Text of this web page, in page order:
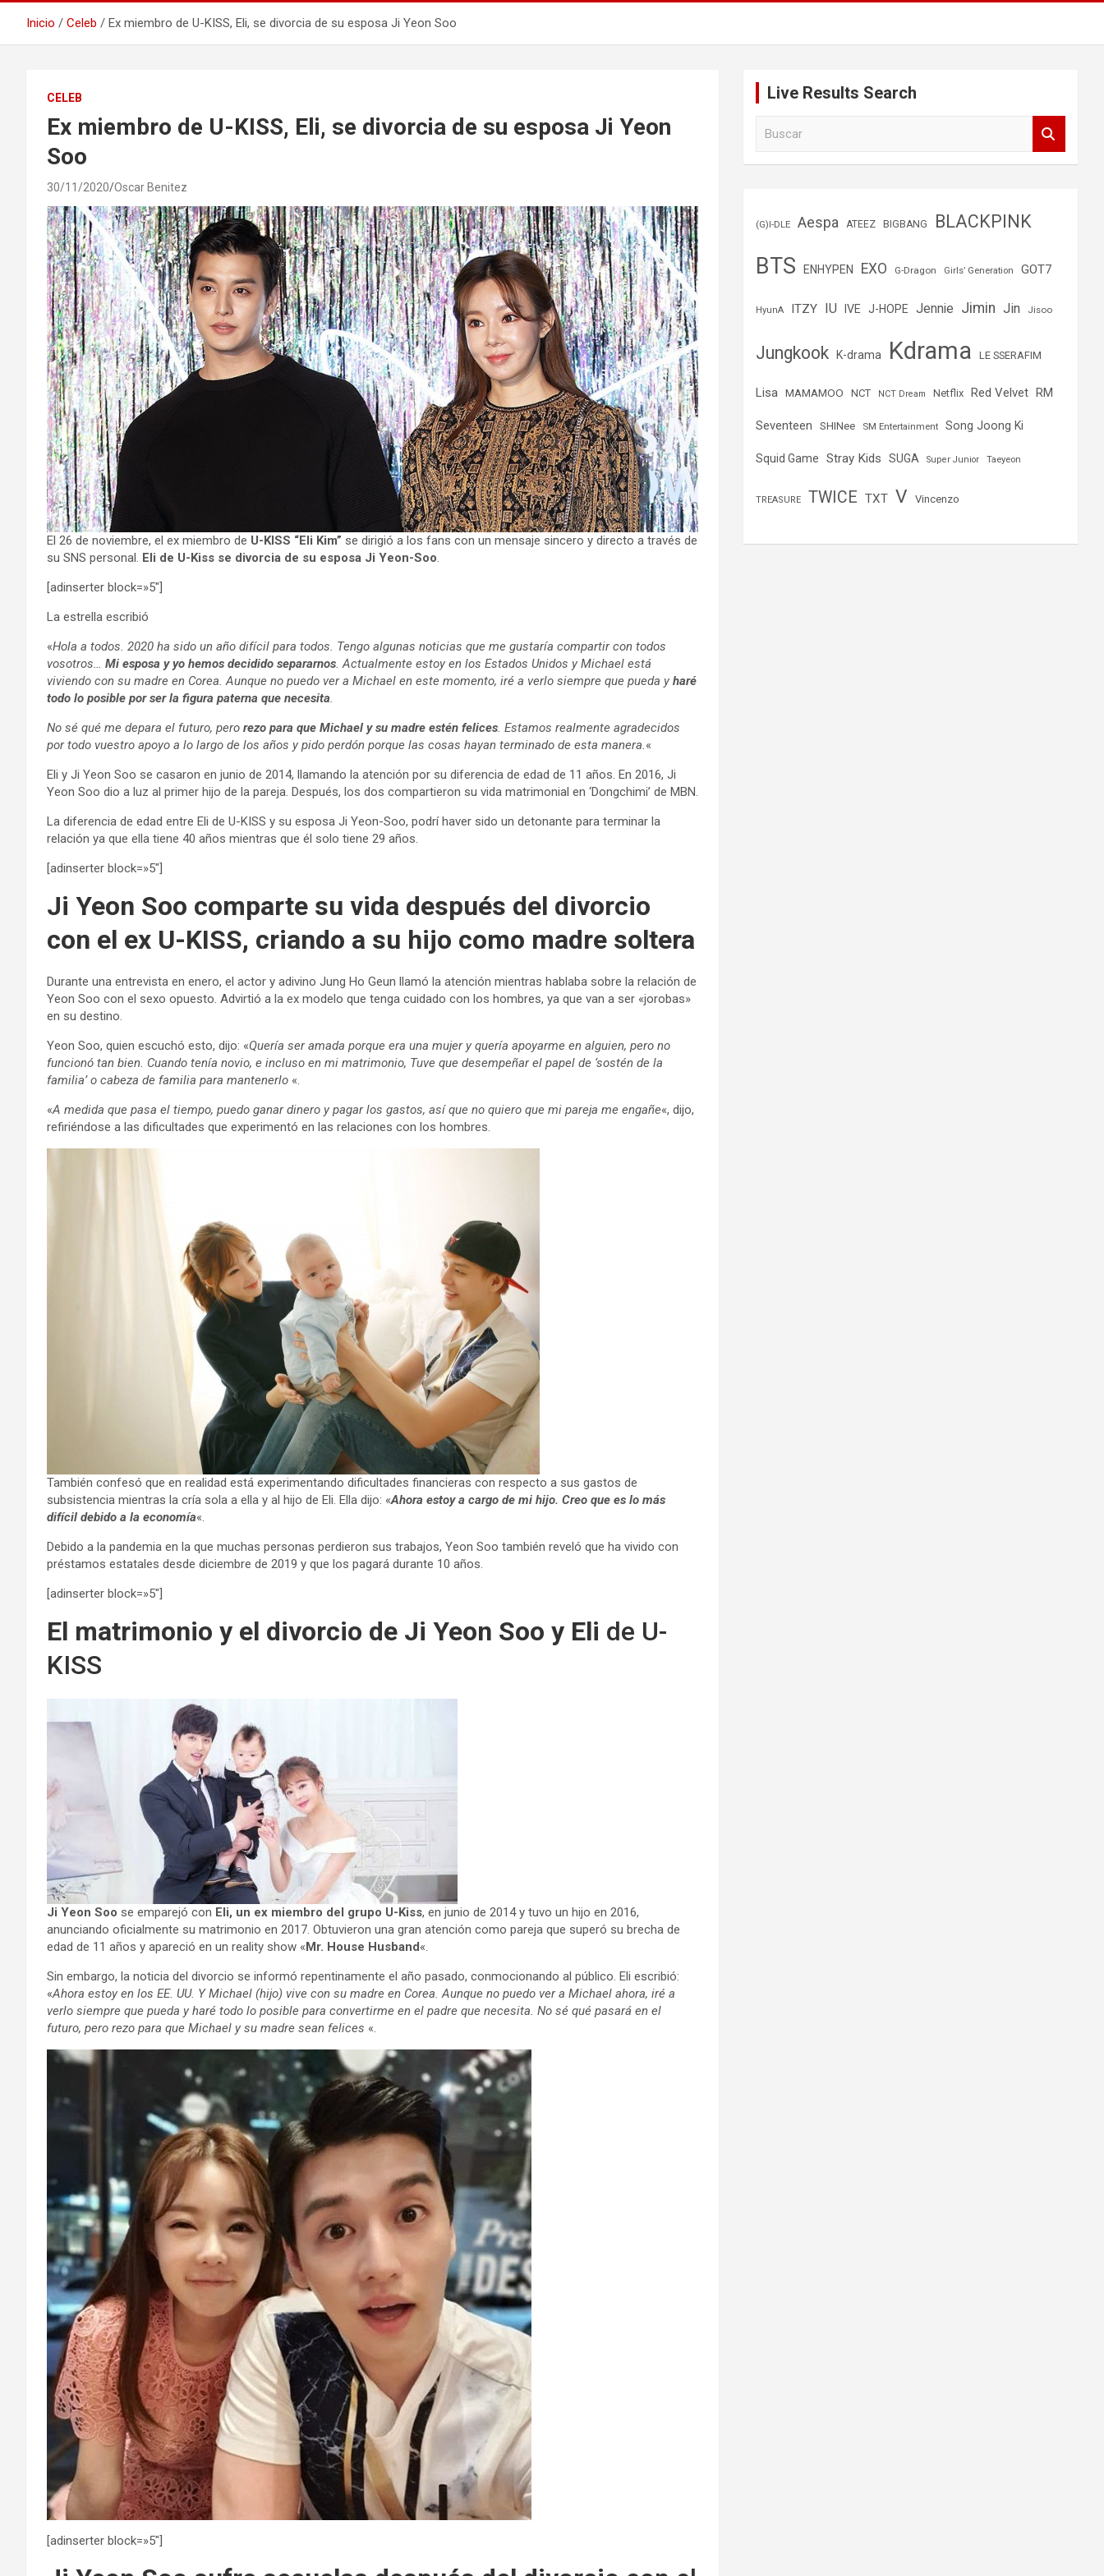
Inicio Celeb Ex miembro de U-KISS, Eli, se divorcia de su esposa Ji Yeon Soo
CELEB
Ex miembro de U-KISS, Eli, se divorcia de su esposa Ji Yeon
Soo
30/11/2020 Oscar Benitez
El 26 de noviembre, el ex miembro de U-KISS “Eli Kim” se dirigió a los fans con un mensaje sincero y directo a través de
su SNS personal. Eli de U-Kiss se divorcia de su esposa Ji Yeon-Soo.
[adinserter block=»5″]
La estrella escribió
«Hola a todos. 2020 ha sido un año difícil para todos. Tengo algunas noticias que me gustaría compartir con todos
vosotros… Mi esposa y yo hemos decidido separarnos. Actualmente estoy en los Estados Unidos y Michael está
viviendo con su madre en Corea. Aunque no puedo ver a Michael en este momento, iré a verlo siempre que pueda y haré
todo lo posible por ser la figura paterna que necesita.
No sé qué me depara el futuro, pero rezo para que Michael y su madre estén felices. Estamos realmente agradecidos
por todo vuestro apoyo a lo largo de los años y pido perdón porque las cosas hayan terminado de esta manera.«
Eli y Ji Yeon Soo se casaron en junio de 2014, llamando la atención por su diferencia de edad de 11 años. En 2016, Ji
Yeon Soo dio a luz al primer hijo de la pareja. Después, los dos compartieron su vida matrimonial en ‘Dongchimi’ de MBN.
La diferencia de edad entre Eli de U-KISS y su esposa Ji Yeon-Soo, podrí haver sido un detonante para terminar la
relación ya que ella tiene 40 años mientras que él solo tiene 29 años.
[adinserter block=»5″]
Ji Yeon Soo comparte su vida después del divorcio
con el ex U-KISS, criando a su hijo como madre soltera
Durante una entrevista en enero, el actor y adivino Jung Ho Geun llamó la atención mientras hablaba sobre la relación de
Yeon Soo con el sexo opuesto. Advirtió a la ex modelo que tenga cuidado con los hombres, ya que van a ser «jorobas»
en su destino.
Yeon Soo, quien escuchó esto, dijo: «Quería ser amada porque era una mujer y quería apoyarme en alguien, pero no
funcionó tan bien. Cuando tenía novio, e incluso en mi matrimonio, Tuve que desempeñar el papel de ‘sostén de la
familia’ o cabeza de familia para mantenerlo «.
«A medida que pasa el tiempo, puedo ganar dinero y pagar los gastos, así que no quiero que mi pareja me engañe«, dijo,
refiriéndose a las dificultades que experimentó en las relaciones con los hombres.
También confesó que en realidad está experimentando dificultades financieras con respecto a sus gastos de
subsistencia mientras la cría sola a ella y al hijo de Eli. Ella dijo: «Ahora estoy a cargo de mi hijo. Creo que es lo más
difícil debido a la economía«.
Debido a la pandemia en la que muchas personas perdieron sus trabajos, Yeon Soo también reveló que ha vivido con
préstamos estatales desde diciembre de 2019 y que los pagará durante 10 años.
[adinserter block=»5″]
El matrimonio y el divorcio de Ji Yeon Soo y Eli de U-
KISS
Ji Yeon Soo se emparejó con Eli, un ex miembro del grupo U-Kiss, en junio de 2014 y tuvo un hijo en 2016,
anunciando oficialmente su matrimonio en 2017. Obtuvieron una gran atención como pareja que superó su brecha de
edad de 11 años y apareció en un reality show «Mr. House Husband«.
Sin embargo, la noticia del divorcio se informó repentinamente el año pasado, conmocionando al público. Eli escribió:
«Ahora estoy en los EE. UU. Y Michael (hijo) vive con su madre en Corea. Aunque no puedo ver a Michael ahora, iré a
verlo siempre que pueda y haré todo lo posible para convertirme en el padre que necesita. No sé qué pasará en el
futuro, pero rezo para que Michael y su madre sean felices «.
[adinserter block=»5″]
Live Results Search
(G)I-DLE Aespa ATEEZ BIGBANG BLACKPINK
BTS ENHYPEN EXO G-Dragon Girls’ Generation GOT7
HyunA ITZY IU IVE J-HOPE Jennie Jimin Jin Jisoo
Jungkook K-drama Kdrama LE SSERAFIM
Lisa MAMAMOO NCT NCT Dream Netflix Red Velvet RM
Seventeen SHINee SM Entertainment Song Joong Ki
Squid Game Stray Kids SUGA Super Junior Taeyeon
TREASURE TWICE TXT V Vincenzo